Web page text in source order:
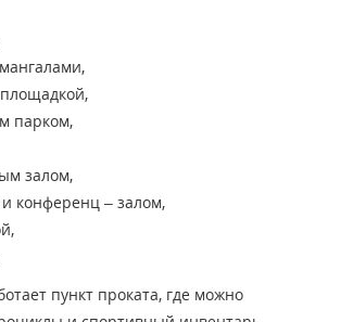
парком,
залом,
конференц – залом,
пункт проката, где можно